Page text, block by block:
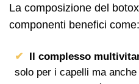
La composizione del
componenti benefici come:
Il complesso
solo per i capelli ma